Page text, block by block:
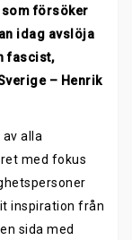
som försöker
idag avslöja
fascist,
– Henrik
alla
med fokus
inspiration från
sida med